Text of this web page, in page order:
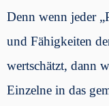
Denn wenn jeder
und Fähigkeiten
wertschätzt, dann
Einzelne in das